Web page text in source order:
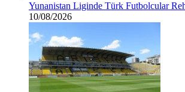
Yunanistan Liginde Türk Futbolcular
10/08/2026